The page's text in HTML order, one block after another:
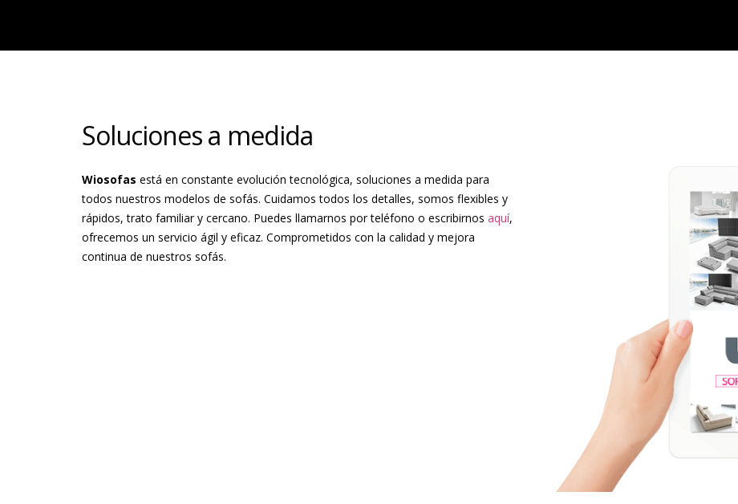
Soluciones a medida
Wiosofas está en constante evolución tecnológica, soluciones a medida para
todos nuestros modelos de sofás. Cuidamos todos los detalles, somos flexibles y
rápidos, trato familiar y cercano. Puedes llamarnos por teléfono o escribirnos aquí,
ofrecemos un servicio ágil y eficaz. Comprometidos con la calidad y mejora
continua de nuestros sofás.